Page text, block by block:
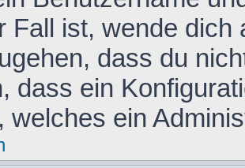
Fall ist, wende dich
dass du
dass ein
welches ein